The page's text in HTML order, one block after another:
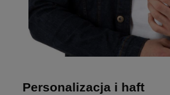
Personalizacja i haft